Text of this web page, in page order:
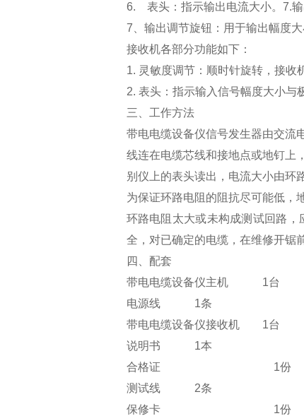
6. 表头：指示输出电流大小。7.输
7、输出调节旋钮：用于输出幅度
接收机各部分功能如下：
1. 灵敏度调节：顺时针旋转，接收
2. 表头：指示输入信号幅度大小与
三、工作方法
带电电缆设备仪信号发生器由交流
线连在电缆芯线和接地点或地钉上
别仪上的表头读出，电流大小由环
为保证环路电阻的阻抗尽可能低，
环路电阻太大或未构成测试回路
全，对已确定的电缆，在维修开锯
四、配套
带电电缆设备仪主机 1
电源线 1条
带电电缆设备仪接收机 1
说明书 1本
合格证 1
测试线 2条
保修卡 1份